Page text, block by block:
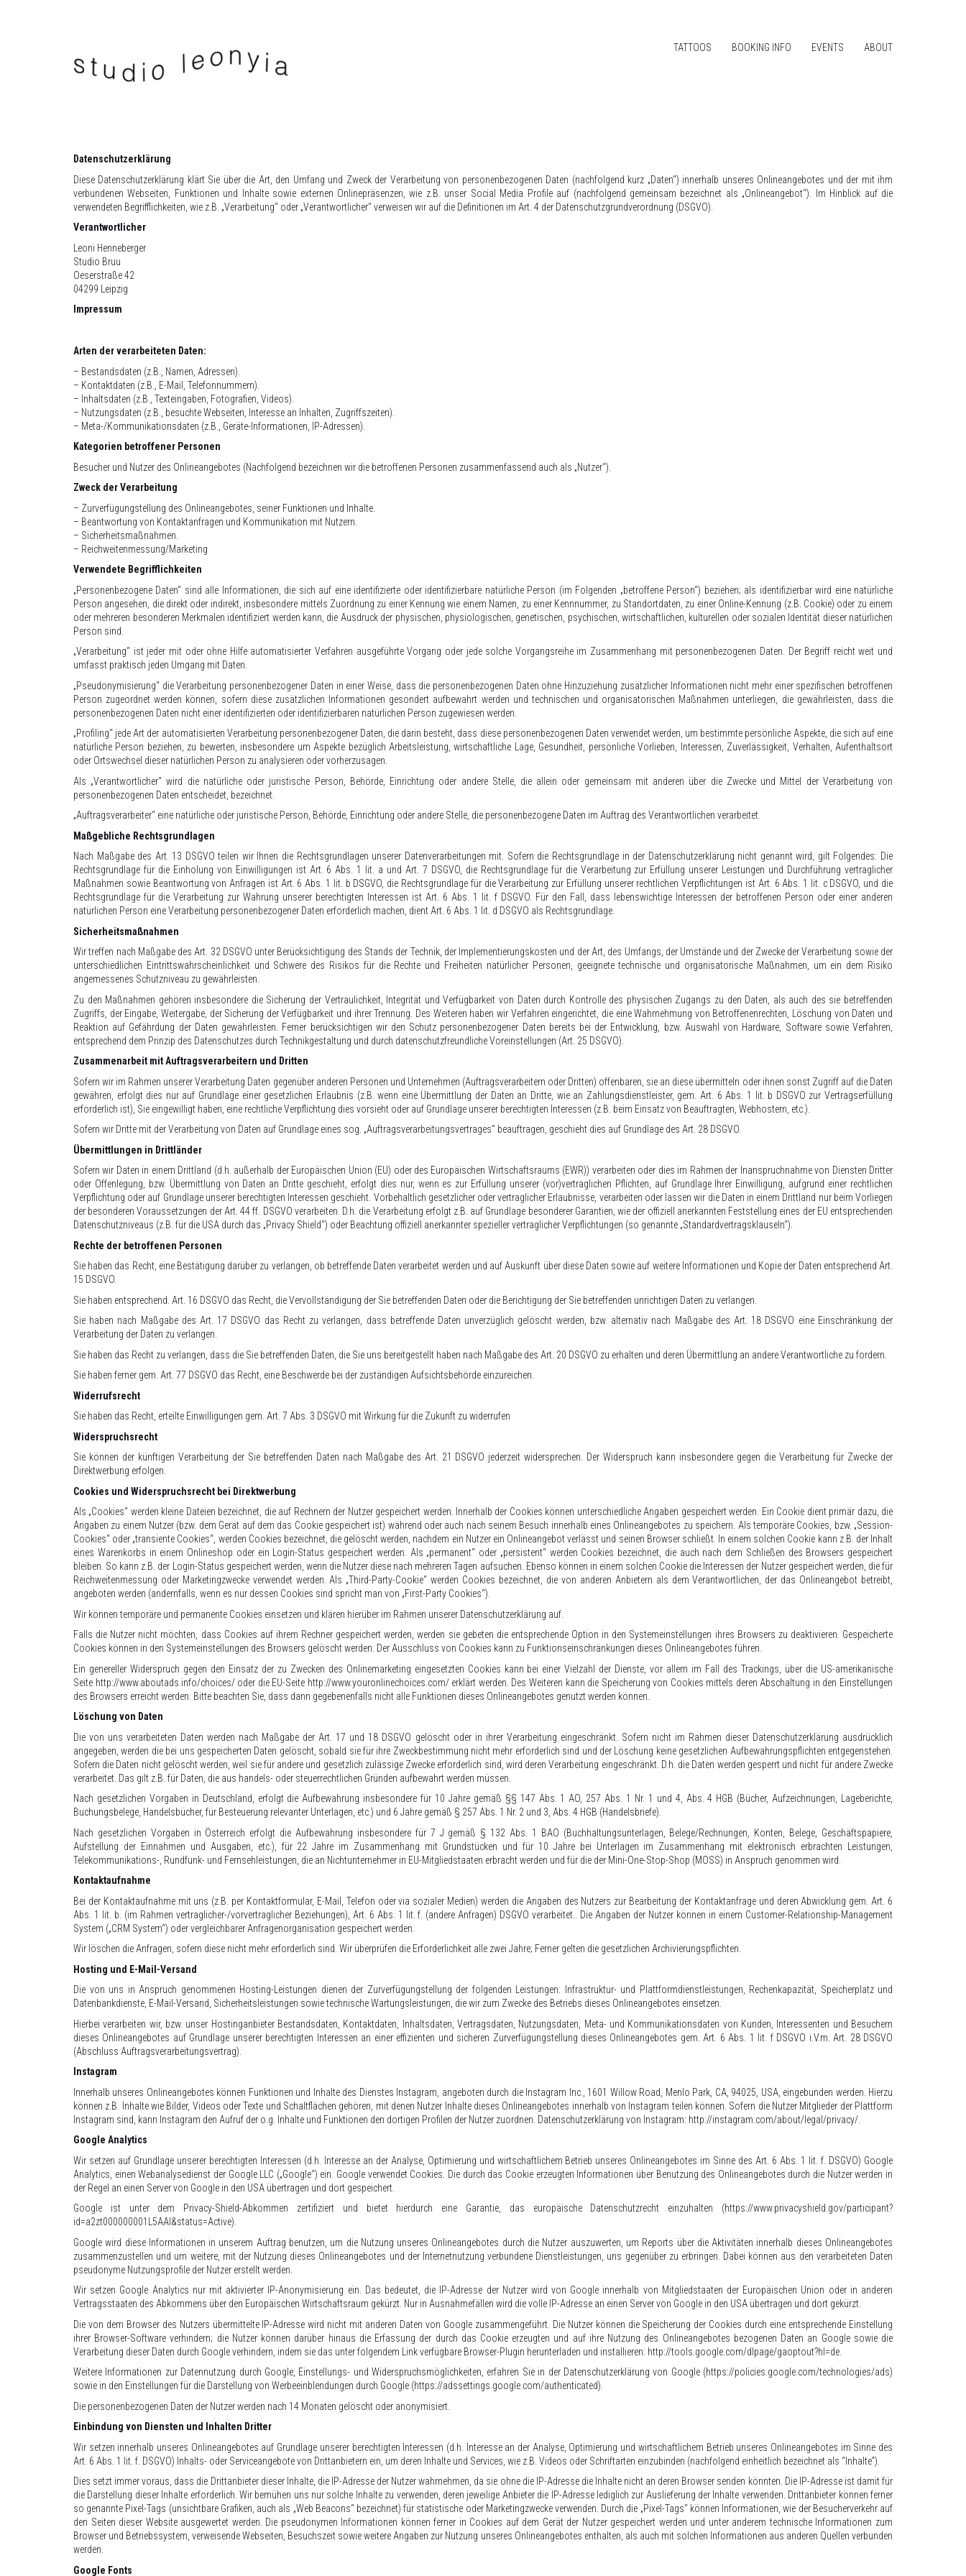
TATTOOS BOOKING INFO EVENTS ABOUT
Datenschutzerklärung
Diese Datenschutzerklärung klärt Sie über die Art, den Umfang und Zweck der Verarbeitung von personenbezogenen Daten (nachfolgend kurz „Daten“) innerhalb unseres Onlineangebotes und der mit ihm
verbundenen Webseiten, Funktionen und Inhalte sowie externen Onlinepräsenzen, wie z.B. unser Social Media Profile auf (nachfolgend gemeinsam bezeichnet als „Onlineangebot“). Im Hinblick auf die
verwendeten Begrifflichkeiten, wie z.B. „Verarbeitung“ oder „Verantwortlicher“ verweisen wir auf die Definitionen im Art. 4 der Datenschutzgrundverordnung (DSGVO).
Verantwortlicher
Leoni Henneberger
Studio Bruu
Oeserstraße 42
04299 Leipzig
Impressum
Arten der verarbeiteten Daten:
– Bestandsdaten (z.B., Namen, Adressen).
– Kontaktdaten (z.B., E-Mail, Telefonnummern).
– Inhaltsdaten (z.B., Texteingaben, Fotografien, Videos).
– Nutzungsdaten (z.B., besuchte Webseiten, Interesse an Inhalten, Zugriffszeiten).
– Meta-/Kommunikationsdaten (z.B., Geräte-Informationen, IP-Adressen).
Kategorien betroffener Personen
Besucher und Nutzer des Onlineangebotes (Nachfolgend bezeichnen wir die betroffenen Personen zusammenfassend auch als „Nutzer“).
Zweck der Verarbeitung
– Zurverfügungstellung des Onlineangebotes, seiner Funktionen und Inhalte.
– Beantwortung von Kontaktanfragen und Kommunikation mit Nutzern.
– Sicherheitsmaßnahmen.
– Reichweitenmessung/Marketing
Verwendete Begrifflichkeiten
„Personenbezogene Daten“ sind alle Informationen, die sich auf eine identifizierte oder identifizierbare natürliche Person (im Folgenden „betroffene Person“) beziehen; als identifizierbar wird eine natürliche
Person angesehen, die direkt oder indirekt, insbesondere mittels Zuordnung zu einer Kennung wie einem Namen, zu einer Kennnummer, zu Standortdaten, zu einer Online-Kennung (z.B. Cookie) oder zu einem
oder mehreren besonderen Merkmalen identifiziert werden kann, die Ausdruck der physischen, physiologischen, genetischen, psychischen, wirtschaftlichen, kulturellen oder sozialen Identität dieser natürlichen
Person sind.
„Verarbeitung“ ist jeder mit oder ohne Hilfe automatisierter Verfahren ausgeführte Vorgang oder jede solche Vorgangsreihe im Zusammenhang mit personenbezogenen Daten. Der Begriff reicht weit und
umfasst praktisch jeden Umgang mit Daten.
„Pseudonymisierung“ die Verarbeitung personenbezogener Daten in einer Weise, dass die personenbezogenen Daten ohne Hinzuziehung zusätzlicher Informationen nicht mehr einer spezifischen betroffenen
Person zugeordnet werden können, sofern diese zusätzlichen Informationen gesondert aufbewahrt werden und technischen und organisatorischen Maßnahmen unterliegen, die gewährleisten, dass die
personenbezogenen Daten nicht einer identifizierten oder identifizierbaren natürlichen Person zugewiesen werden.
„Profiling“ jede Art der automatisierten Verarbeitung personenbezogener Daten, die darin besteht, dass diese personenbezogenen Daten verwendet werden, um bestimmte persönliche Aspekte, die sich auf eine
natürliche Person beziehen, zu bewerten, insbesondere um Aspekte bezüglich Arbeitsleistung, wirtschaftliche Lage, Gesundheit, persönliche Vorlieben, Interessen, Zuverlässigkeit, Verhalten, Aufenthaltsort
oder Ortswechsel dieser natürlichen Person zu analysieren oder vorherzusagen.
Als „Verantwortlicher“ wird die natürliche oder juristische Person, Behörde, Einrichtung oder andere Stelle, die allein oder gemeinsam mit anderen über die Zwecke und Mittel der Verarbeitung von
personenbezogenen Daten entscheidet, bezeichnet.
„Auftragsverarbeiter“ eine natürliche oder juristische Person, Behörde, Einrichtung oder andere Stelle, die personenbezogene Daten im Auftrag des Verantwortlichen verarbeitet.
Maßgebliche Rechtsgrundlagen
Nach Maßgabe des Art. 13 DSGVO teilen wir Ihnen die Rechtsgrundlagen unserer Datenverarbeitungen mit. Sofern die Rechtsgrundlage in der Datenschutzerklärung nicht genannt wird, gilt Folgendes: Die
Rechtsgrundlage für die Einholung von Einwilligungen ist Art. 6 Abs. 1 lit. a und Art. 7 DSGVO, die Rechtsgrundlage für die Verarbeitung zur Erfüllung unserer Leistungen und Durchführung vertraglicher
Maßnahmen sowie Beantwortung von Anfragen ist Art. 6 Abs. 1 lit. b DSGVO, die Rechtsgrundlage für die Verarbeitung zur Erfüllung unserer rechtlichen Verpflichtungen ist Art. 6 Abs. 1 lit. c DSGVO, und die
Rechtsgrundlage für die Verarbeitung zur Wahrung unserer berechtigten Interessen ist Art. 6 Abs. 1 lit. f DSGVO. Für den Fall, dass lebenswichtige Interessen der betroffenen Person oder einer anderen
natürlichen Person eine Verarbeitung personenbezogener Daten erforderlich machen, dient Art. 6 Abs. 1 lit. d DSGVO als Rechtsgrundlage.
Sicherheitsmaßnahmen
Wir treffen nach Maßgabe des Art. 32 DSGVO unter Berücksichtigung des Stands der Technik, der Implementierungskosten und der Art, des Umfangs, der Umstände und der Zwecke der Verarbeitung sowie der
unterschiedlichen Eintrittswahrscheinlichkeit und Schwere des Risikos für die Rechte und Freiheiten natürlicher Personen, geeignete technische und organisatorische Maßnahmen, um ein dem Risiko
angemessenes Schutzniveau zu gewährleisten.
Zu den Maßnahmen gehören insbesondere die Sicherung der Vertraulichkeit, Integrität und Verfügbarkeit von Daten durch Kontrolle des physischen Zugangs zu den Daten, als auch des sie betreffenden
Zugriffs, der Eingabe, Weitergabe, der Sicherung der Verfügbarkeit und ihrer Trennung. Des Weiteren haben wir Verfahren eingerichtet, die eine Wahrnehmung von Betroffenenrechten, Löschung von Daten und
Reaktion auf Gefährdung der Daten gewährleisten. Ferner berücksichtigen wir den Schutz personenbezogener Daten bereits bei der Entwicklung, bzw. Auswahl von Hardware, Software sowie Verfahren,
entsprechend dem Prinzip des Datenschutzes durch Technikgestaltung und durch datenschutzfreundliche Voreinstellungen (Art. 25 DSGVO).
Zusammenarbeit mit Auftragsverarbeitern und Dritten
Sofern wir im Rahmen unserer Verarbeitung Daten gegenüber anderen Personen und Unternehmen (Auftragsverarbeitern oder Dritten) offenbaren, sie an diese übermitteln oder ihnen sonst Zugriff auf die Daten
gewähren, erfolgt dies nur auf Grundlage einer gesetzlichen Erlaubnis (z.B. wenn eine Übermittlung der Daten an Dritte, wie an Zahlungsdienstleister, gem. Art. 6 Abs. 1 lit. b DSGVO zur Vertragserfüllung
erforderlich ist), Sie eingewilligt haben, eine rechtliche Verpflichtung dies vorsieht oder auf Grundlage unserer berechtigten Interessen (z.B. beim Einsatz von Beauftragten, Webhostern, etc.).
Sofern wir Dritte mit der Verarbeitung von Daten auf Grundlage eines sog. „Auftragsverarbeitungsvertrages“ beauftragen, geschieht dies auf Grundlage des Art. 28 DSGVO.
Übermittlungen in Drittländer
Sofern wir Daten in einem Drittland (d.h. außerhalb der Europäischen Union (EU) oder des Europäischen Wirtschaftsraums (EWR)) verarbeiten oder dies im Rahmen der Inanspruchnahme von Diensten Dritter
oder Offenlegung, bzw. Übermittlung von Daten an Dritte geschieht, erfolgt dies nur, wenn es zur Erfüllung unserer (vor)vertraglichen Pflichten, auf Grundlage Ihrer Einwilligung, aufgrund einer rechtlichen
Verpflichtung oder auf Grundlage unserer berechtigten Interessen geschieht. Vorbehaltlich gesetzlicher oder vertraglicher Erlaubnisse, verarbeiten oder lassen wir die Daten in einem Drittland nur beim Vorliegen
der besonderen Voraussetzungen der Art. 44 ff. DSGVO verarbeiten. D.h. die Verarbeitung erfolgt z.B. auf Grundlage besonderer Garantien, wie der offiziell anerkannten Feststellung eines der EU entsprechenden
Datenschutzniveaus (z.B. für die USA durch das „Privacy Shield“) oder Beachtung offiziell anerkannter spezieller vertraglicher Verpflichtungen (so genannte „Standardvertragsklauseln“).
Rechte der betroffenen Personen
Sie haben das Recht, eine Bestätigung darüber zu verlangen, ob betreffende Daten verarbeitet werden und auf Auskunft über diese Daten sowie auf weitere Informationen und Kopie der Daten entsprechend Art.
15 DSGVO.
Sie haben entsprechend. Art. 16 DSGVO das Recht, die Vervollständigung der Sie betreffenden Daten oder die Berichtigung der Sie betreffenden unrichtigen Daten zu verlangen.
Sie haben nach Maßgabe des Art. 17 DSGVO das Recht zu verlangen, dass betreffende Daten unverzüglich gelöscht werden, bzw. alternativ nach Maßgabe des Art. 18 DSGVO eine Einschränkung der
Verarbeitung der Daten zu verlangen.
Sie haben das Recht zu verlangen, dass die Sie betreffenden Daten, die Sie uns bereitgestellt haben nach Maßgabe des Art. 20 DSGVO zu erhalten und deren Übermittlung an andere Verantwortliche zu fordern.
Sie haben ferner gem. Art. 77 DSGVO das Recht, eine Beschwerde bei der zuständigen Aufsichtsbehörde einzureichen.
Widerrufsrecht
Sie haben das Recht, erteilte Einwilligungen gem. Art. 7 Abs. 3 DSGVO mit Wirkung für die Zukunft zu widerrufen
Widerspruchsrecht
Sie können der künftigen Verarbeitung der Sie betreffenden Daten nach Maßgabe des Art. 21 DSGVO jederzeit widersprechen. Der Widerspruch kann insbesondere gegen die Verarbeitung für Zwecke der
Direktwerbung erfolgen.
Cookies und Widerspruchsrecht bei Direktwerbung
Als „Cookies“ werden kleine Dateien bezeichnet, die auf Rechnern der Nutzer gespeichert werden. Innerhalb der Cookies können unterschiedliche Angaben gespeichert werden. Ein Cookie dient primär dazu, die
Angaben zu einem Nutzer (bzw. dem Gerät auf dem das Cookie gespeichert ist) während oder auch nach seinem Besuch innerhalb eines Onlineangebotes zu speichern. Als temporäre Cookies, bzw. „Session-
Cookies“ oder „transiente Cookies“, werden Cookies bezeichnet, die gelöscht werden, nachdem ein Nutzer ein Onlineangebot verlässt und seinen Browser schließt. In einem solchen Cookie kann z.B. der Inhalt
eines Warenkorbs in einem Onlineshop oder ein Login-Status gespeichert werden. Als „permanent“ oder „persistent“ werden Cookies bezeichnet, die auch nach dem Schließen des Browsers gespeichert
bleiben. So kann z.B. der Login-Status gespeichert werden, wenn die Nutzer diese nach mehreren Tagen aufsuchen. Ebenso können in einem solchen Cookie die Interessen der Nutzer gespeichert werden, die für
Reichweitenmessung oder Marketingzwecke verwendet werden. Als „Third-Party-Cookie“ werden Cookies bezeichnet, die von anderen Anbietern als dem Verantwortlichen, der das Onlineangebot betreibt,
angeboten werden (andernfalls, wenn es nur dessen Cookies sind spricht man von „First-Party Cookies“).
Wir können temporäre und permanente Cookies einsetzen und klären hierüber im Rahmen unserer Datenschutzerklärung auf.
Falls die Nutzer nicht möchten, dass Cookies auf ihrem Rechner gespeichert werden, werden sie gebeten die entsprechende Option in den Systemeinstellungen ihres Browsers zu deaktivieren. Gespeicherte
Cookies können in den Systemeinstellungen des Browsers gelöscht werden. Der Ausschluss von Cookies kann zu Funktionseinschränkungen dieses Onlineangebotes führen.
Ein genereller Widerspruch gegen den Einsatz der zu Zwecken des Onlinemarketing eingesetzten Cookies kann bei einer Vielzahl der Dienste, vor allem im Fall des Trackings, über die US-amerikanische
Seite http://www.aboutads.info/choices/oder die EU-Seite http://www.youronlinechoices.com/erklärt werden. Des Weiteren kann die Speicherung von Cookies mittels deren Abschaltung in den Einstellungen
des Browsers erreicht werden. Bitte beachten Sie, dass dann gegebenenfalls nicht alle Funktionen dieses Onlineangebotes genutzt werden können.
Löschung von Daten
Die von uns verarbeiteten Daten werden nach Maßgabe der Art. 17 und 18 DSGVO gelöscht oder in ihrer Verarbeitung eingeschränkt. Sofern nicht im Rahmen dieser Datenschutzerklärung ausdrücklich
angegeben, werden die bei uns gespeicherten Daten gelöscht, sobald sie für ihre Zweckbestimmung nicht mehr erforderlich sind und der Löschung keine gesetzlichen Aufbewahrungspflichten entgegenstehen.
Sofern die Daten nicht gelöscht werden, weil sie für andere und gesetzlich zulässige Zwecke erforderlich sind, wird deren Verarbeitung eingeschränkt. D.h. die Daten werden gesperrt und nicht für andere Zwecke
verarbeitet. Das gilt z.B. für Daten, die aus handels- oder steuerrechtlichen Gründen aufbewahrt werden müssen.
Nach gesetzlichen Vorgaben in Deutschland, erfolgt die Aufbewahrung insbesondere für 10 Jahre gemäß §§ 147 Abs. 1 AO, 257 Abs. 1 Nr. 1 und 4, Abs. 4 HGB (Bücher, Aufzeichnungen, Lageberichte,
Buchungsbelege, Handelsbücher, für Besteuerung relevanter Unterlagen, etc.) und 6 Jahre gemäß § 257 Abs. 1 Nr. 2 und 3, Abs. 4 HGB (Handelsbriefe).
Nach gesetzlichen Vorgaben in Österreich erfolgt die Aufbewahrung insbesondere für 7 J gemäß § 132 Abs. 1 BAO (Buchhaltungsunterlagen, Belege/Rechnungen, Konten, Belege, Geschäftspapiere,
Aufstellung der Einnahmen und Ausgaben, etc.), für 22 Jahre im Zusammenhang mit Grundstücken und für 10 Jahre bei Unterlagen im Zusammenhang mit elektronisch erbrachten Leistungen,
Telekommunikations-, Rundfunk- und Fernsehleistungen, die an Nichtunternehmer in EU-Mitgliedstaaten erbracht werden und für die der Mini-One-Stop-Shop (MOSS) in Anspruch genommen wird.
Kontaktaufnahme
Bei der Kontaktaufnahme mit uns (z.B. per Kontaktformular, E-Mail, Telefon oder via sozialer Medien) werden die Angaben des Nutzers zur Bearbeitung der Kontaktanfrage und deren Abwicklung gem. Art. 6
Abs. 1 lit. b. (im Rahmen vertraglicher-/vorvertraglicher Beziehungen), Art. 6 Abs. 1 lit. f. (andere Anfragen) DSGVO verarbeitet.. Die Angaben der Nutzer können in einem Customer-Relationship-Management
System („CRM System“) oder vergleichbarer Anfragenorganisation gespeichert werden.
Wir löschen die Anfragen, sofern diese nicht mehr erforderlich sind. Wir überprüfen die Erforderlichkeit alle zwei Jahre; Ferner gelten die gesetzlichen Archivierungspflichten.
Hosting und E-Mail-Versand
Die von uns in Anspruch genommenen Hosting-Leistungen dienen der Zurverfügungstellung der folgenden Leistungen: Infrastruktur- und Plattformdienstleistungen, Rechenkapazität, Speicherplatz und
Datenbankdienste, E-Mail-Versand, Sicherheitsleistungen sowie technische Wartungsleistungen, die wir zum Zwecke des Betriebs dieses Onlineangebotes einsetzen.
Hierbei verarbeiten wir, bzw. unser Hostinganbieter Bestandsdaten, Kontaktdaten, Inhaltsdaten, Vertragsdaten, Nutzungsdaten, Meta- und Kommunikationsdaten von Kunden, Interessenten und Besuchern
dieses Onlineangebotes auf Grundlage unserer berechtigten Interessen an einer effizienten und sicheren Zurverfügungstellung dieses Onlineangebotes gem. Art. 6 Abs. 1 lit. f DSGVO i.V.m. Art. 28 DSGVO
(Abschluss Auftragsverarbeitungsvertrag).
Instagram
Innerhalb unseres Onlineangebotes können Funktionen und Inhalte des Dienstes Instagram, angeboten durch die Instagram Inc., 1601 Willow Road, Menlo Park, CA, 94025, USA, eingebunden werden. Hierzu
können z.B. Inhalte wie Bilder, Videos oder Texte und Schaltflächen gehören, mit denen Nutzer Inhalte dieses Onlineangebotes innerhalb von Instagram teilen können. Sofern die Nutzer Mitglieder der Plattform
Instagram sind, kann Instagram den Aufruf der o.g. Inhalte und Funktionen den dortigen Profilen der Nutzer zuordnen. Datenschutzerklärung von Instagram: http://instagram.com/about/legal/privacy/
Google Analytics
Wir setzen auf Grundlage unserer berechtigten Interessen (d.h. Interesse an der Analyse, Optimierung und wirtschaftlichem Betrieb unseres Onlineangebotes im Sinne des Art. 6 Abs. 1 lit. f. DSGVO) Google
Analytics, einen Webanalysedienst der Google LLC („Google“) ein. Google verwendet Cookies. Die durch das Cookie erzeugten Informationen über Benutzung des Onlineangebotes durch die Nutzer werden in
der Regel an einen Server von Google in den USA übertragen und dort gespeichert.
Google ist unter dem Privacy-Shield-Abkommen zertifiziert und bietet hierdurch eine Garantie, das europäische Datenschutzrecht einzuhalten (https://www.privacyshield.gov/participant?
id=a2zt000000001L5AAI&status=Active).
Google wird diese Informationen in unserem Auftrag benutzen, um die Nutzung unseres Onlineangebotes durch die Nutzer auszuwerten, um Reports über die Aktivitäten innerhalb dieses Onlineangebotes
zusammenzustellen und um weitere, mit der Nutzung dieses Onlineangebotes und der Internetnutzung verbundene Dienstleistungen, uns gegenüber zu erbringen. Dabei können aus den verarbeiteten Daten
pseudonyme Nutzungsprofile der Nutzer erstellt werden.
Wir setzen Google Analytics nur mit aktivierter IP-Anonymisierung ein. Das bedeutet, die IP-Adresse der Nutzer wird von Google innerhalb von Mitgliedstaaten der Europäischen Union oder in anderen
Vertragsstaaten des Abkommens über den Europäischen Wirtschaftsraum gekürzt. Nur in Ausnahmefällen wird die volle IP-Adresse an einen Server von Google in den USA übertragen und dort gekürzt.
Die von dem Browser des Nutzers übermittelte IP-Adresse wird nicht mit anderen Daten von Google zusammengeführt. Die Nutzer können die Speicherung der Cookies durch eine entsprechende Einstellung
ihrer Browser-Software verhindern; die Nutzer können darüber hinaus die Erfassung der durch das Cookie erzeugten und auf ihre Nutzung des Onlineangebotes bezogenen Daten an Google sowie die
Verarbeitung dieser Daten durch Google verhindern, indem sie das unter folgendem Link verfügbare Browser-Plugin herunterladen und installieren: http://tools.google.com/dlpage/gaoptout?hl=de
Weitere Informationen zur Datennutzung durch Google, Einstellungs- und Widerspruchsmöglichkeiten, erfahren Sie in der Datenschutzerklärung von Google (https://policies.google.com/technologies/ads)
sowie in den Einstellungen für die Darstellung von Werbeeinblendungen durch Google (https://adssettings.google.com/authenticated).
Die personenbezogenen Daten der Nutzer werden nach 14 Monaten gelöscht oder anonymisiert.
Einbindung von Diensten und Inhalten Dritter
Wir setzen innerhalb unseres Onlineangebotes auf Grundlage unserer berechtigten Interessen (d.h. Interesse an der Analyse, Optimierung und wirtschaftlichem Betrieb unseres Onlineangebotes im Sinne des
Art. 6 Abs. 1 lit. f. DSGVO) Inhalts- oder Serviceangebote von Drittanbietern ein, um deren Inhalte und Services, wie z.B. Videos oder Schriftarten einzubinden (nachfolgend einheitlich bezeichnet als “Inhalte”).
Dies setzt immer voraus, dass die Drittanbieter dieser Inhalte, die IP-Adresse der Nutzer wahrnehmen, da sie ohne die IP-Adresse die Inhalte nicht an deren Browser senden könnten. Die IP-Adresse ist damit für
die Darstellung dieser Inhalte erforderlich. Wir bemühen uns nur solche Inhalte zu verwenden, deren jeweilige Anbieter die IP-Adresse lediglich zur Auslieferung der Inhalte verwenden. Drittanbieter können ferner
so genannte Pixel-Tags (unsichtbare Grafiken, auch als „Web Beacons“ bezeichnet) für statistische oder Marketingzwecke verwenden. Durch die „Pixel-Tags“ können Informationen, wie der Besucherverkehr auf
den Seiten dieser Website ausgewertet werden. Die pseudonymen Informationen können ferner in Cookies auf dem Gerät der Nutzer gespeichert werden und unter anderem technische Informationen zum
Browser und Betriebssystem, verweisende Webseiten, Besuchszeit sowie weitere Angaben zur Nutzung unseres Onlineangebotes enthalten, als auch mit solchen Informationen aus anderen Quellen verbunden
werden.
Google Fonts